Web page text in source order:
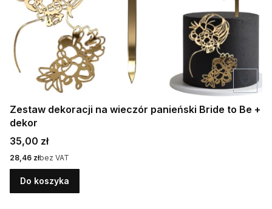
Zestaw dekoracji na wieczór panieński Bride to Be +
dekor
Cena
35,00 zł
Cena
28,46 złbez VAT
Do koszyka